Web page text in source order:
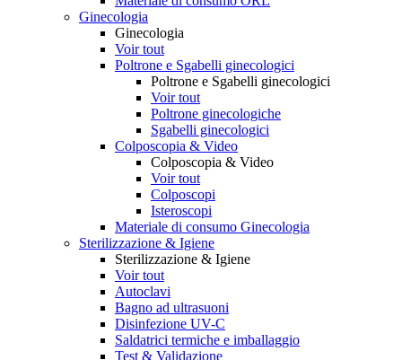
Ginecologia
Ginecologia
Voir tout
Poltrone e Sgabelli ginecologici
Poltrone e Sgabelli ginecologici
Voir tout
Poltrone ginecologiche
Sgabelli ginecologici
Colposcopia & Video
Colposcopia & Video
Voir tout
Colposcopi
Isteroscopi
Materiale di consumo Ginecologia
Sterilizzazione & Igiene
Sterilizzazione & Igiene
Voir tout
Autoclavi
Bagno ad ultrasuoni
Disinfezione UV-C
Saldatrici termiche e imballaggio
Test & Validazione